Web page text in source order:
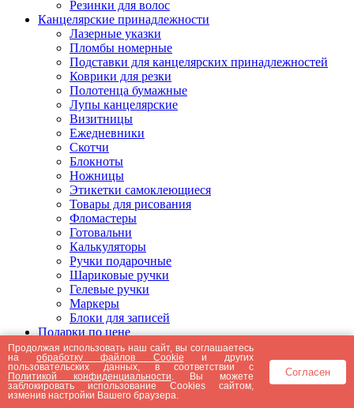
Резинки для волос
Канцелярские принадлежности
Лазерные указки
Пломбы номерные
Подставки для канцелярских принадлежностей
Коврики для резки
Полотенца бумажные
Лупы канцелярские
Визитницы
Ежедневники
Скотчи
Блокноты
Ножницы
Этикетки самоклеющиеся
Товары для рисования
Фломастеры
Готовальни
Калькуляторы
Ручки подарочные
Шариковые ручки
Гелевые ручки
Маркеры
Блоки для записей
Подарки по цене
Подарки от 5000 рублей
Подарки до 5000 рублей
Подарки до 3000 рублей
Подарки до 2000 рублей
Подарки до 1000 рублей
Продолжая использовать наш сайт, вы соглашаетесь
наобработку файлов Cookie и других
пользовательских данных, в соответствии с
Политикой конфиденциальности . Вы можете
заблокировать использование Cookies сайтом,
изменив настройки Вашего браузера.
Согласен